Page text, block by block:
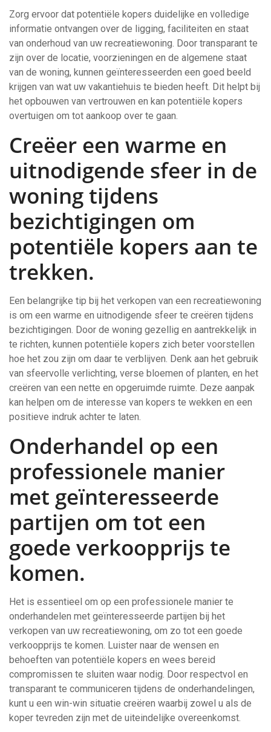
Zorg ervoor dat potentiële kopers duidelijke en volledige
informatie ontvangen over de ligging, faciliteiten en staat
van onderhoud van uw recreatiewoning. Door transparant te
zijn over de locatie, voorzieningen en de algemene staat
van de woning, kunnen geïnteresseerden een goed beeld
krijgen van wat uw vakantiehuis te bieden heeft. Dit helpt bij
het opbouwen van vertrouwen en kan potentiële kopers
overtuigen om tot aankoop over te gaan.
Creëer een warme en
uitnodigende sfeer in de
woning tijdens
bezichtigingen om
potentiële kopers aan te
trekken.
Een belangrijke tip bij het verkopen van een recreatiewoning
is om een warme en uitnodigende sfeer te creëren tijdens
bezichtigingen. Door de woning gezellig en aantrekkelijk in
te richten, kunnen potentiële kopers zich beter voorstellen
hoe het zou zijn om daar te verblijven. Denk aan het gebruik
van sfeervolle verlichting, verse bloemen of planten, en het
creëren van een nette en opgeruimde ruimte. Deze aanpak
kan helpen om de interesse van kopers te wekken en een
positieve indruk achter te laten.
Onderhandel op een
professionele manier
met geïnteresseerde
partijen om tot een
goede verkoopprijs te
komen.
Het is essentieel om op een professionele manier te
onderhandelen met geïnteresseerde partijen bij het
verkopen van uw recreatiewoning, om zo tot een goede
verkoopprijs te komen. Luister naar de wensen en
behoeften van potentiële kopers en wees bereid
compromissen te sluiten waar nodig. Door respectvol en
transparant te communiceren tijdens de onderhandelingen,
kunt u een win-win situatie creëren waarbij zowel u als de
koper tevreden zijn met de uiteindelijke overeenkomst.